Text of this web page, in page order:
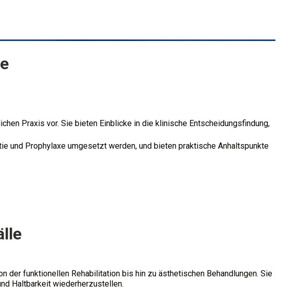
Praxis vor. Sie bieten Einblicke in die klinische Entscheidungsfindung,
und Prophylaxe umgesetzt werden, und bieten praktische Anhaltspunkte
der funktionellen Rehabilitation bis hin zu ästhetischen Behandlungen. Sie
Haltbarkeit wiederherzustellen.